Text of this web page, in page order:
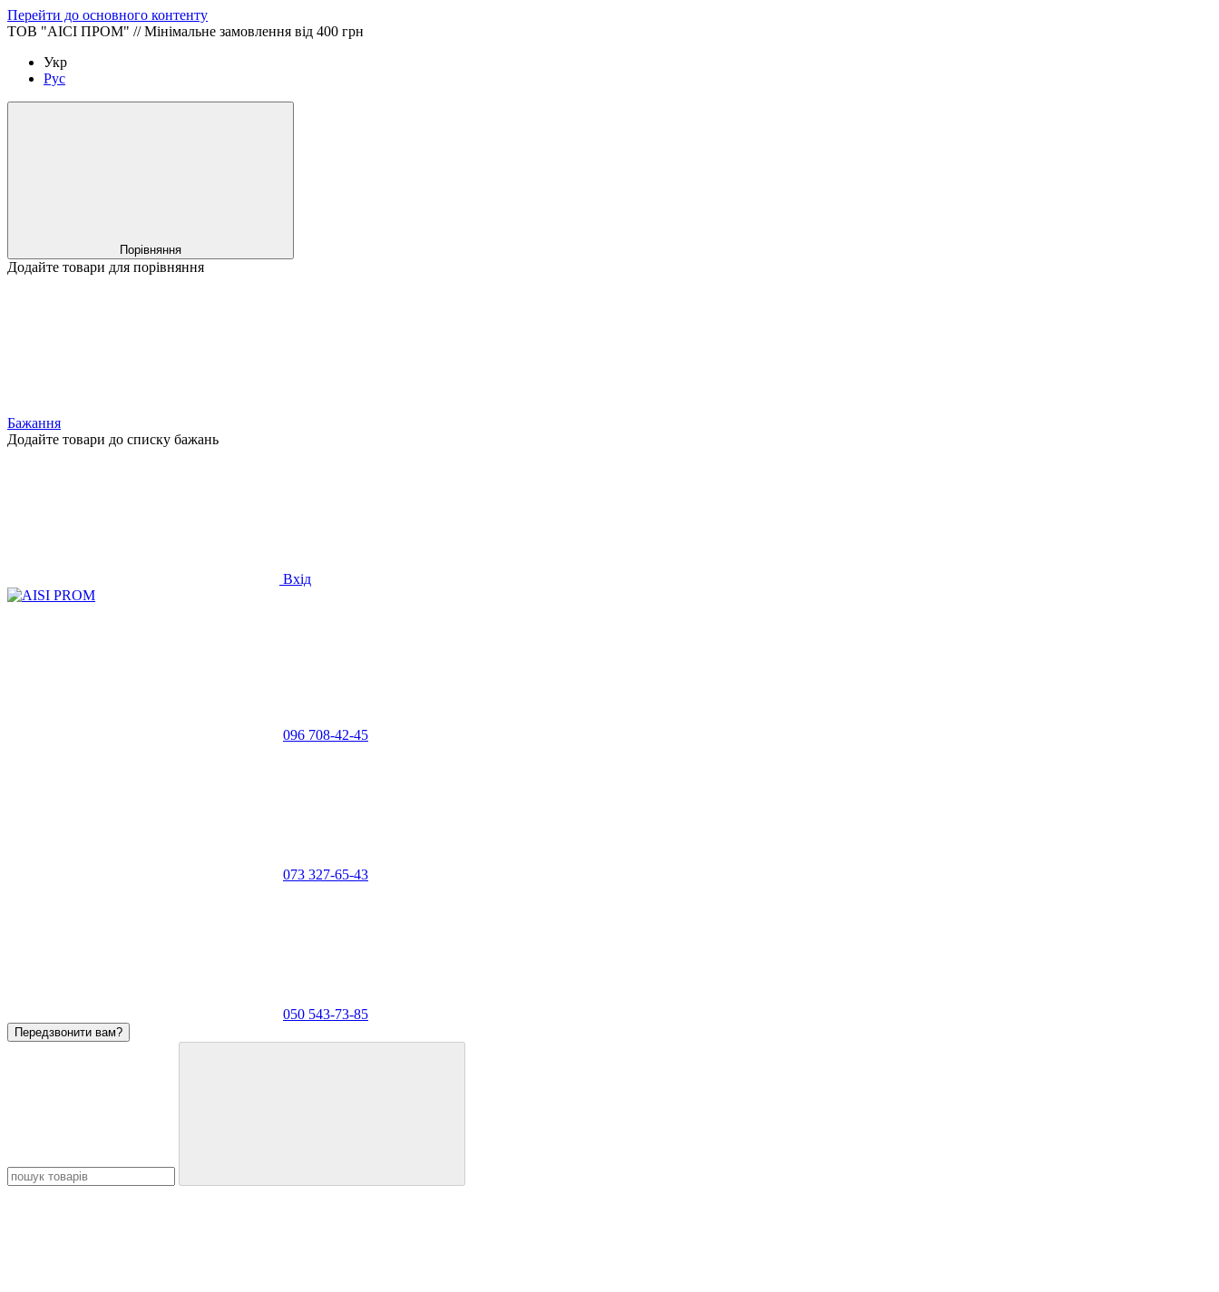
Перейти до основного контенту
ТОВ "АІСІ ПРОМ" // Мінімальне замовлення від 400 грн
Укр
Рус
Порівняння
Додайте товари для порівняння
Бажання
Додайте товари до списку бажань
Вхід
096 708-42-45
073 327-65-43
050 543-73-85
Передзвонити вам?